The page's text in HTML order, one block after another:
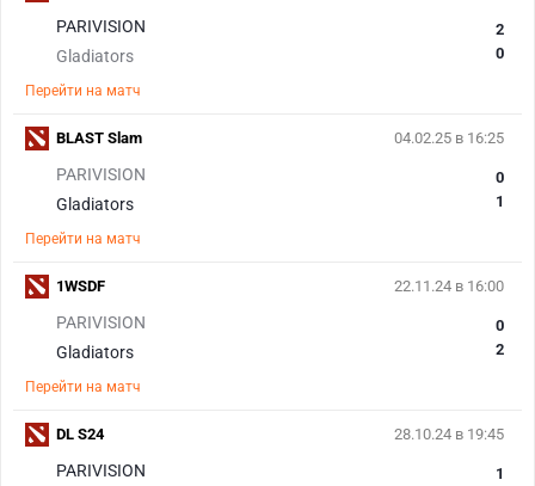
PARIVISION
Gladiators
2
0
Перейти на матч
04.02.25 в 16:25
PARIVISION
Gladiators
0
1
Перейти на матч
BLAST Slam
22.11.24 в 16:00
PARIVISION
Gladiators
0
2
Перейти на матч
1WSDF
28.10.24 в 19:45
PARIVISION
1
DL S24